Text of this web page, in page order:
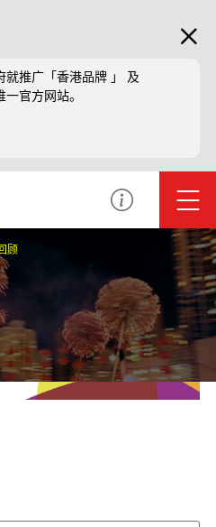
就推广「香港品牌 」 及
官方网站。
顾